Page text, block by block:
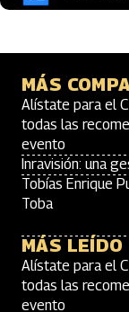
MÁS
Alístate para el
todas las
evento
Inravisión: una
Tobías Enrique
Toba
MÁS LEÍDO
Alístate para el
todas las
evento